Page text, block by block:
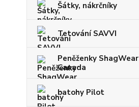
Šátky, nákrčníky
Tetování SAVVI
Peněženky ShagWear
Canada
batohy Pilot